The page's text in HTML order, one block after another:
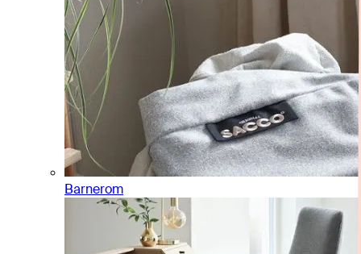
Barnerom